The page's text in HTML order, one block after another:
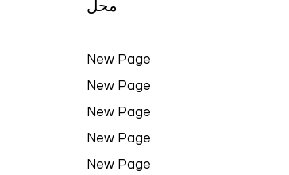
محل
New Page
New Page
New Page
New Page
New Page